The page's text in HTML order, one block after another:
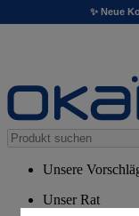
✨ Neue
Unsere
Unser Rat